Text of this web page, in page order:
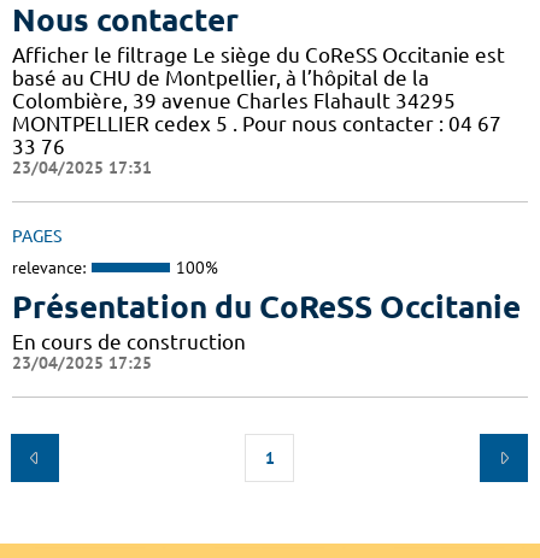
Nous contacter
Afficher le filtrage Le siège du CoReSS Occitanie est
basé au CHU de Montpellier, à l’hôpital de la
Colombière, 39 avenue Charles Flahault 34295
MONTPELLIER cedex 5 . Pour nous contacter : 04 67
33 76
23/04/2025 17:31
PAGES
relevance: 100%
Présentation du CoReSS Occitanie
En cours de construction
23/04/2025 17:25
1